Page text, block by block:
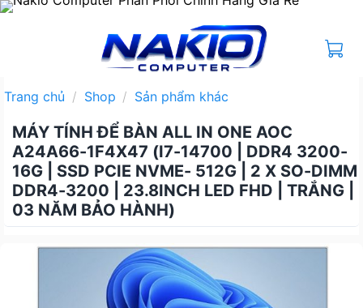
Bỏ
Trang chủ / Shop / Sản phẩm khác
MÁY TÍNH ĐỂ BÀN ALL IN ONE AOC
A24A66-1F4X47 (I7-14700 | DDR4 3200-
16G | SSD PCIE NVME- 512G | 2 X SO-DIMM
DDR4-3200 | 23.8INCH LED FHD | TRẮNG |
03 NĂM BẢO HÀNH)